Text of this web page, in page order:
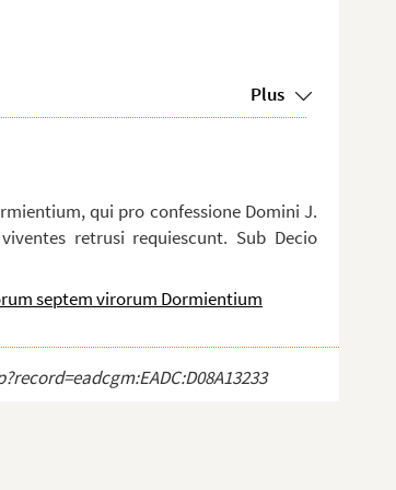
Plus
qui pro confessione Domini J.
retrusi requiescunt. Sub Decio
septem virorum Dormientium